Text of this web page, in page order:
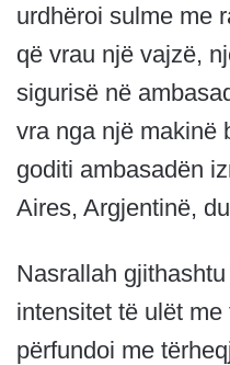
urdhëroi sulme me
që vrau një vajzë,
sigurisë në
vra nga një makinë
goditi ambasadën
Aires, Argjentinë,
Nasrallah
intensitet të ulët
përfundoi me